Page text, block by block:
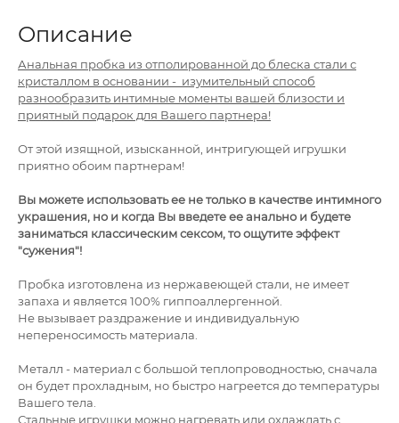
Описание
Анальная пробка из отполированной до блеска стали с
кристаллом в основании - изумительный способ
разнообразить интимные моменты вашей близости и
приятный подарок для Вашего партнера!
От этой изящной, изысканной, интригующей игрушки
приятно обоим партнерам!
Вы можете использовать ее не только в качестве интимного
украшения, но и когда Вы введете ее анально и будете
заниматься классическимсексом, то ощутите эффект
"сужения"!
Пробка изготовлена из нержавеющей стали, не имеет
запаха и является 100% гиппоаллергенной.
Не вызывает раздражение и индивидуальную
непереносимость материала.
Металл - материал с большой теплопроводностью, сначала
он будет прохладным, но быстро нагреется до температуры
Вашего тела.
Стальные игрушки можно нагревать или охлаждать с